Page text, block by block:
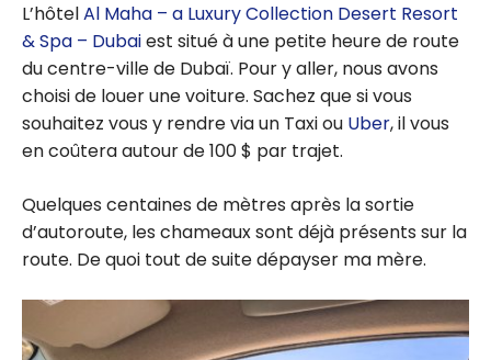
2026
L’hôtelAl Maha – a Luxury Collection Desert Resort
& Spa – Dubaiest situé à une petite heure de route
du centre-ville de Dubaï. Pour y aller, nous avons
choisi de louer une voiture. Sachez que si vous
souhaitez vous y rendre via un Taxi ou Uber, il vous
en coûtera autour de 100 $ par trajet.
Quelques centaines de mètres après la sortie
d’autoroute, les chameaux sont déjà présents sur la
route. De quoi tout de suite dépayser ma mère.